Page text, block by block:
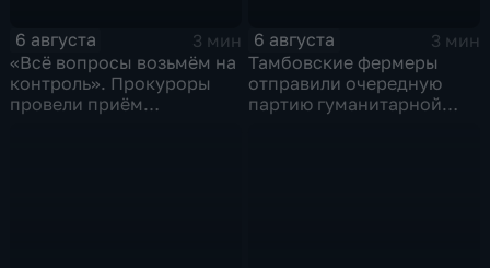
6 августа
3 мин
«Всё вопросы возьмём на
контроль». Прокуроры
провели приём
6 августа
3 мин
Тамбовские фермеры
отправили очередную
партию гуманитарной